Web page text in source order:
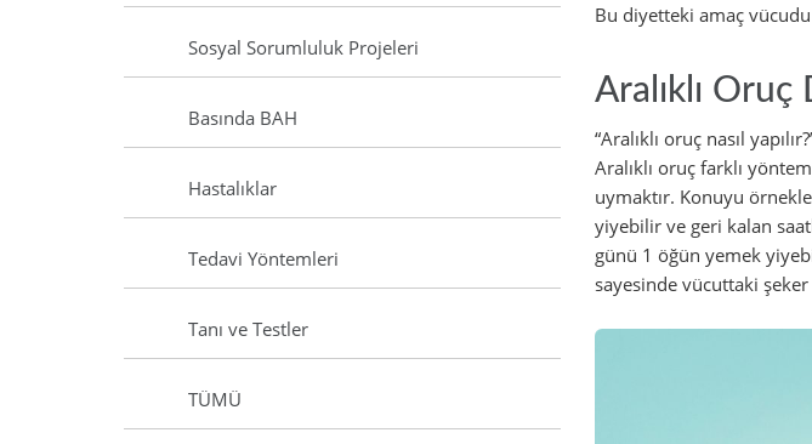
Bu diyetteki amaç
Aralıklı Oruç
“Aralıklı oruç nasıl
Aralıklı oruç farklı
uymaktır. Konuyu
yiyebilir ve geri kalan
günü 1 öğün yemek
sayesinde vücuttaki şeker
Sosyal Sorumluluk Projeleri
Basında BAH
Hastalıklar
Tedavi Yöntemleri
Tanı ve Testler
TÜMÜ